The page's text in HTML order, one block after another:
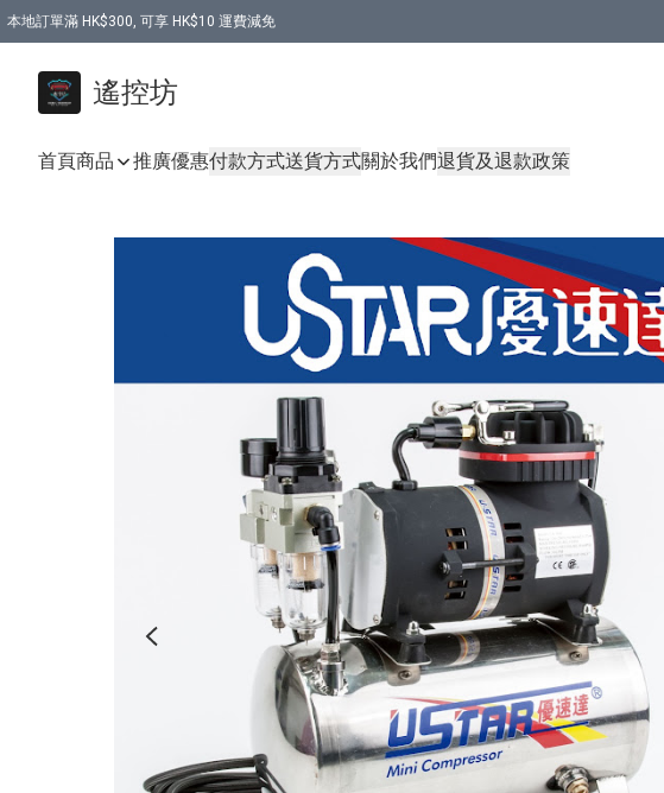
本地訂單滿 HK$300, 可享 HK$10 運費減免
遙控坊
首頁商品 推廣優惠付款方式送貨方式關於我們退貨及退款政策